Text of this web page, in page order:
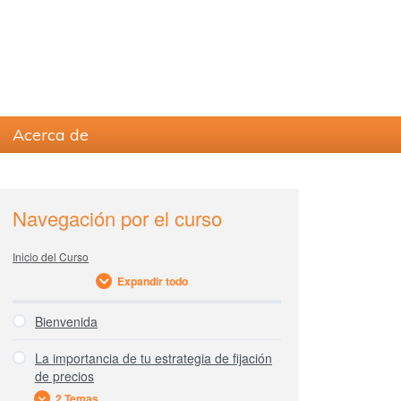
Acerca de
Sidebar
Navegación por el curso
Inicio del Curso
Expandir todo
Bienvenida
La importancia de tu estrategia de fijación
de precios